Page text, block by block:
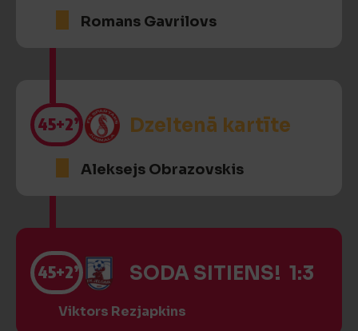
Romans Gavrilovs
45+2’ Dzeltenā kartīte
Aleksejs Obrazovskis
45+2’ SODA SITIENS! 1:3
Viktors Rezjapkins